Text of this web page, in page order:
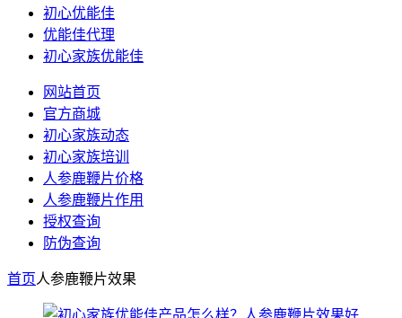
初心优能佳
优能佳代理
初心家族优能佳
网站首页
官方商城
初心家族动态
初心家族培训
人参鹿鞭片价格
人参鹿鞭片作用
授权查询
防伪查询
首页人参鹿鞭片效果